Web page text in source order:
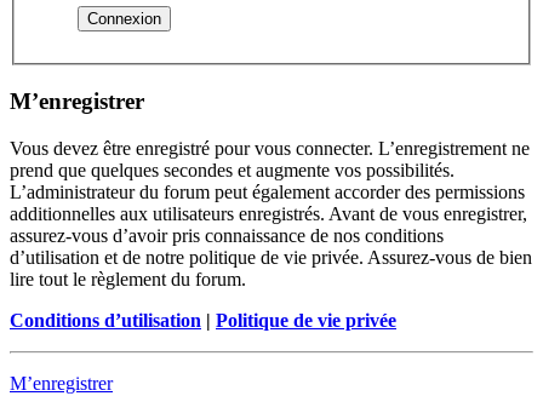
M’enregistrer
Vous devez être enregistré pour vous connecter. L’enregistrement ne
prend que quelques secondes et augmente vos possibilités.
L’administrateur du forum peut également accorder des permissions
additionnelles aux utilisateurs enregistrés. Avant de vous enregistrer,
assurez-vous d’avoir pris connaissance de nos conditions
d’utilisation et de notre politique de vie privée. Assurez-vous de bien
lire tout le règlement du forum.
Conditions d’utilisation | Politique de vie privée
M’enregistrer